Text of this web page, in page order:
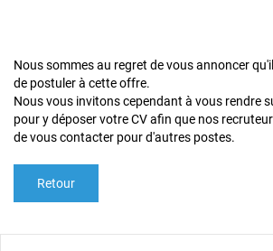
Nous sommes au regret de vous annoncer
de postuler à cette offre.
Nous vous invitons cependant à vous rendre
pour y déposer votre CV afin que nos
de vous contacter pour d'autres postes.
Retour